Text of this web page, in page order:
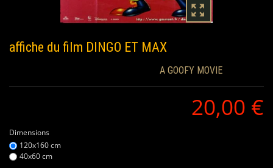
affiche du film DINGO ET MAX
A GOOFY MOVIE
20,00 €
Dimensions
120x160 cm
40x60 cm